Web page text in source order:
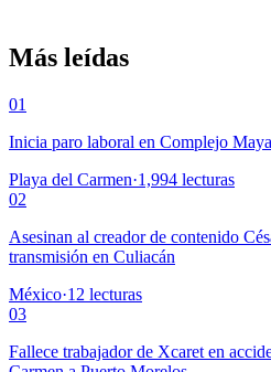
Más leídas
01
Inicia paro laboral en Complejo
Playa del Carmen·1,994 lecturas
02
Asesinan al creador de contenido
transmisión en Culiacán
México·12 lecturas
03
Fallece trabajador de Xcaret en